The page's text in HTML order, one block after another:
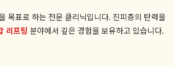
목표로 하는 전문 클리닉입니다. 진피층의 탄력을
리프팅 분야에서 깊은 경험을 보유하고 있습니다.